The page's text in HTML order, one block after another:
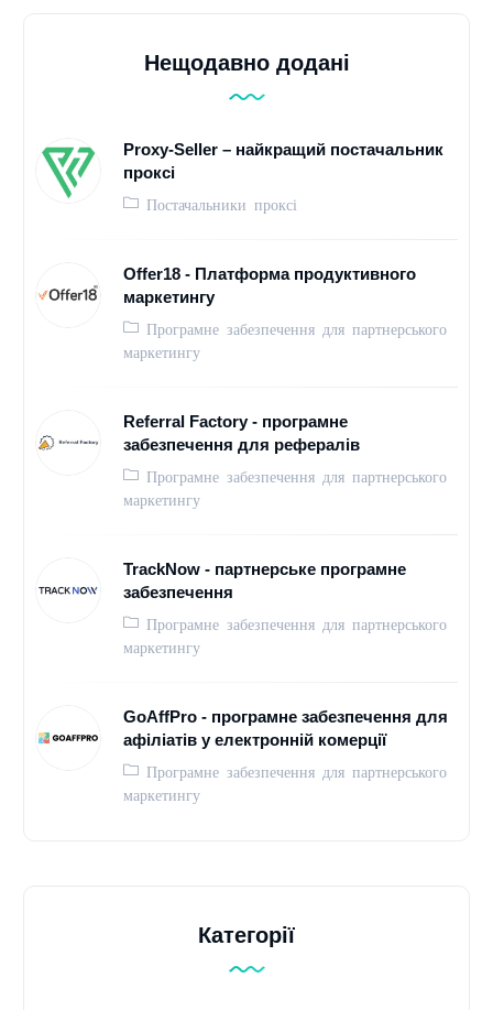
Нещодавно додані
Proxy-Seller – найкращий постачальник
проксі
Постачальники проксі
Offer18 - Платформа продуктивного
маркетингу
Програмне забезпечення для партнерського
маркетингу
Referral Factory - програмне
забезпечення для рефералів
Програмне забезпечення для партнерського
маркетингу
TrackNow - партнерське програмне
забезпечення
Програмне забезпечення для партнерського
маркетингу
GoAffPro - програмне забезпечення для
афіліатів у електронній комерції
Програмне забезпечення для партнерського
маркетингу
Категорії